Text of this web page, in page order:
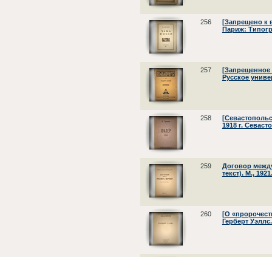
256
[Запрещено к
Париж:
257
Русское
258
1918 г.
259
Договор
текст). М., 1921.
260
[О
Герберт